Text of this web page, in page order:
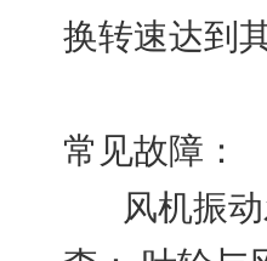
换转速达到
常见故障：
风机振动